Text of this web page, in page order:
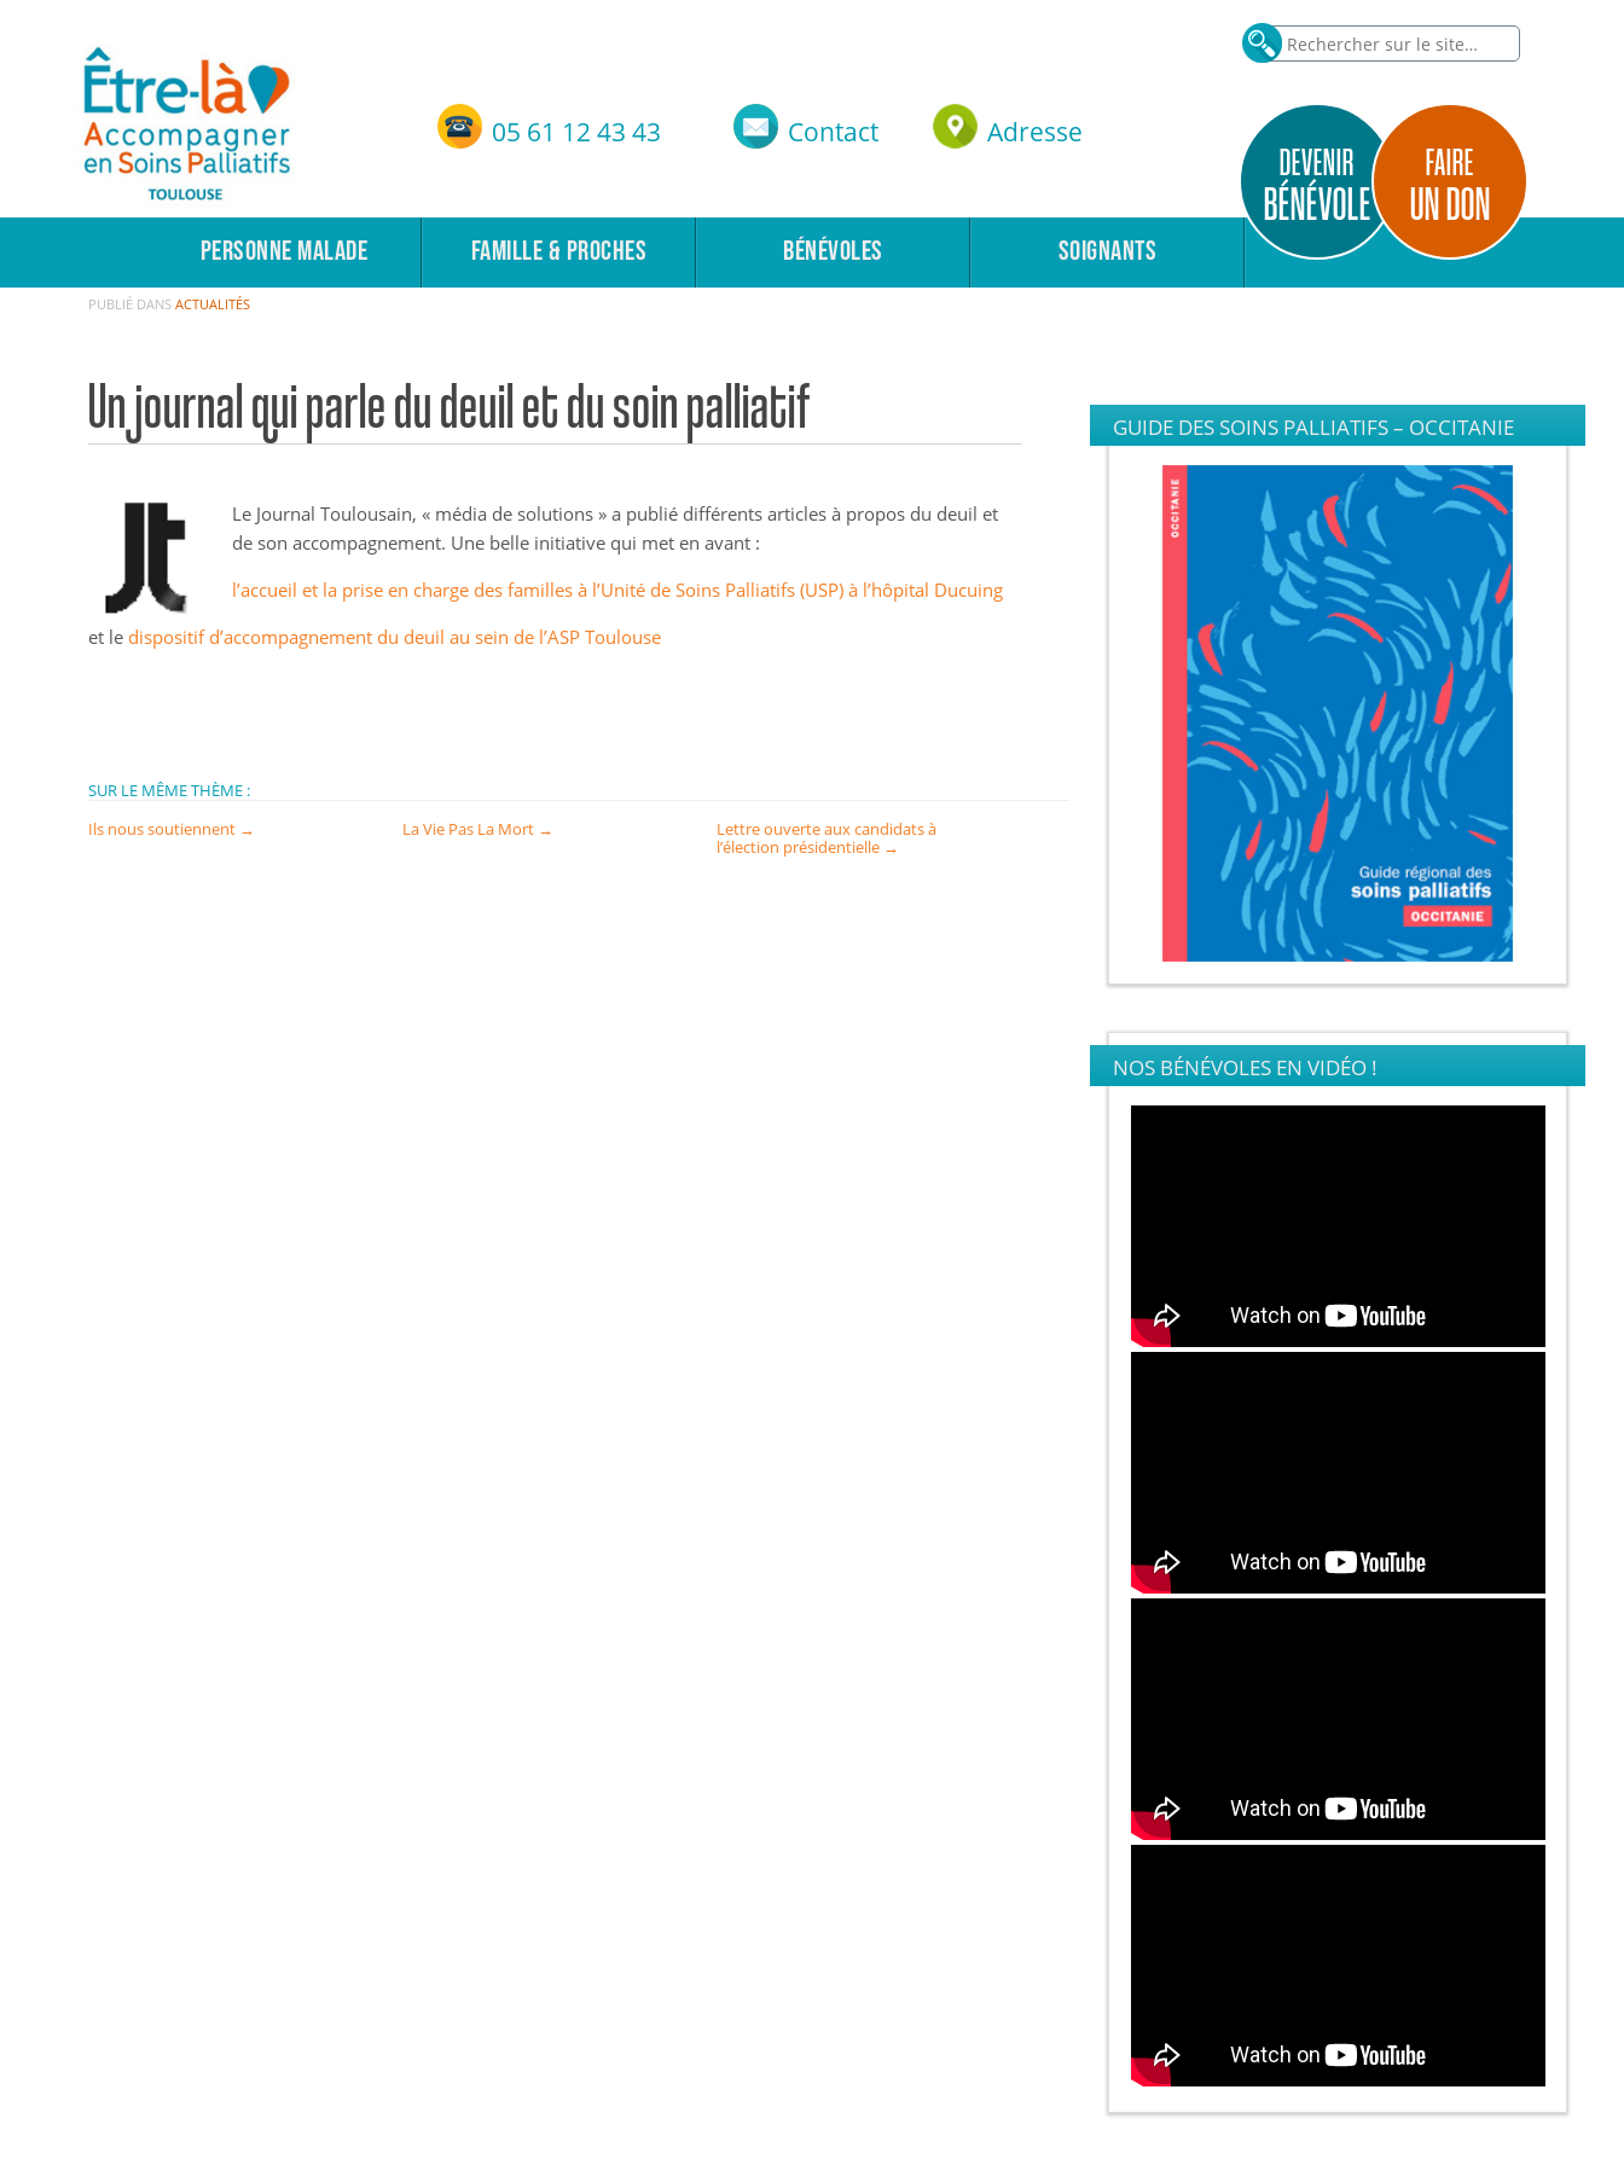
05 61 12 43 43 Contact Adresse
Etre-Là – ASP Toulouse
FAIRE
UN DON
DEVENIR
BÉNÉVOLE
PERSONNE MALADE FAMILLE & PROCHES BÉNÉVOLES SOIGNANTS
PUBLIÉ DANSACTUALITÉS
Un journal qui parle du deuil et du soin palliatif
Le Journal Toulousain, « média de solutions » a publié différents articles à propos du deuil et
de son accompagnement. Une belle initiative qui met en avant :
l’accueil et la prise en charge des familles à l’Unité de Soins Palliatifs (USP) à l’hôpital Ducuing
et le dispositif d’accompagnement du deuil au sein de l’ASP Toulouse
SUR LE MÊME THÈME :
Ils nous soutiennent → La Vie Pas La Mort→
Lettre ouverte aux candidats à
l’élection présidentielle→
GUIDE DES SOINS PALLIATIFS – OCCITANIE
NOS BÉNÉVOLES EN VIDÉO !